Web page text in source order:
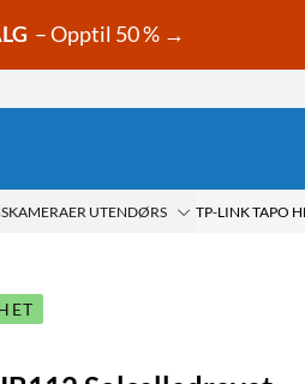
– Opptil 50 % →
UTENDØRS